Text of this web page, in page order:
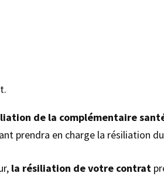
de la complémentaire
prendra en charge la résiliation
la résiliation de votre contrat